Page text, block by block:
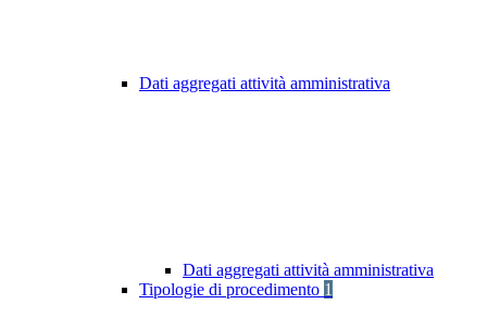
Dati aggregati attività amministrativa
Dati aggregati attività amministrativa
Tipologie di procedimento 1